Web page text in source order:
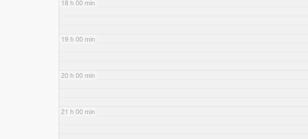
18 h 00 min
19 h 00 min
20 h 00 min
21 h 00 min